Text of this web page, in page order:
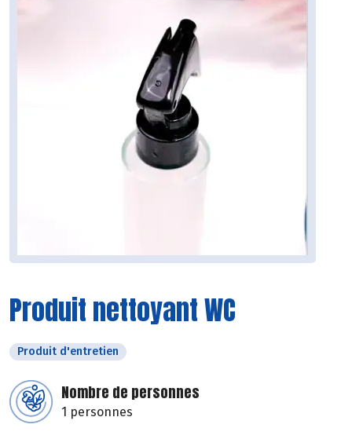
Produit nettoyant WC
Produit d'entretien
Nombre de personnes
1 personnes